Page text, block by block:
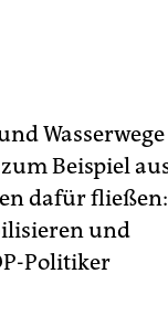
Wasserwege
Beispiel
dafür fließen:
und
­Politiker